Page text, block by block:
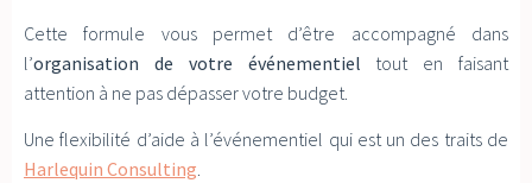
Cette formule vous permet d’être accompagné dans
l’organisation de votre événementiel tout en faisant
attention à ne pas dépasser votre budget.
Une flexibilité d’aide à l’événementiel qui est un des traits de
Harlequin Consulting.